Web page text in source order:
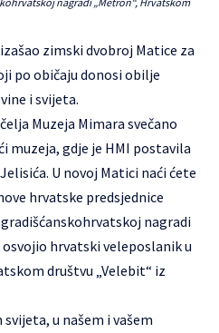
zimski dvobroj Matice za
po običaju donosi obilje
i svijeta.
Muzeja Mimara svečano
gdje je HMI postavila
U novoj Matici naći ćete
hrvatske predsjednice
nagradi
hrvatski veleposlanik u
društvu „Velebit“ iz
u našem i vašem